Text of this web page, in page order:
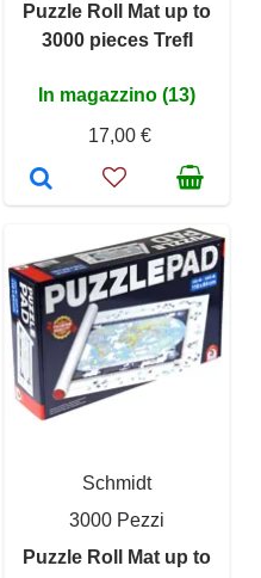
Puzzle Roll Mat up to
3000 pieces Trefl
In magazzino (13)
17,00 €
Schmidt
3000 Pezzi
Puzzle Roll Mat up to